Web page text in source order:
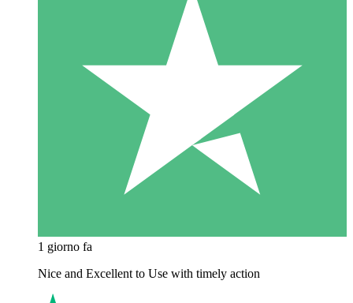
1 giorno fa
Nice and Excellent to Use with timely action